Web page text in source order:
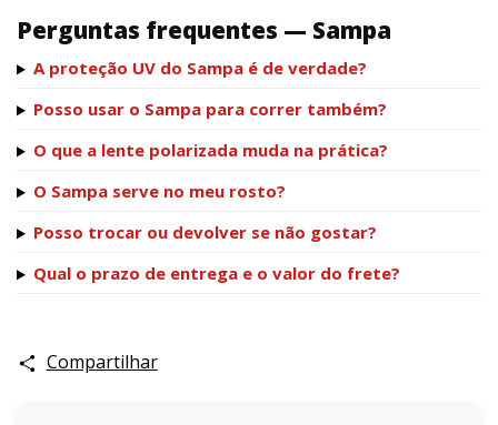
Perguntas frequentes — Sampa
A proteção UV do Sampa é de verdade?
Posso usar o Sampa para correr também?
O que a lente polarizada muda na prática?
O Sampa serve no meu rosto?
Posso trocar ou devolver se não gostar?
Qual o prazo de entrega e o valor do frete?
Compartilhar